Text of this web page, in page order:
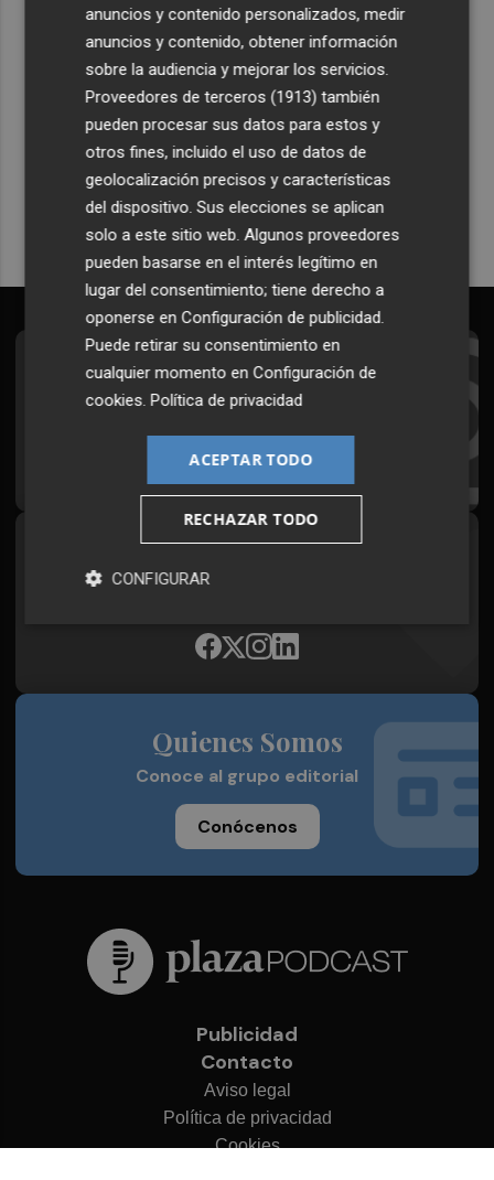
Recibe toda la actualidad de
Plaza Podcast en tu correo
Quiero suscribirme
Suscríbete al Boletín
Todos los días a primera hora en tu email
¡Quiero suscribirme!
Plaza Podcast, desde cualquier medio
Quienes Somos
Conoce al grupo editorial
Conócenos
Publicidad
Contacto
Aviso legal
Política de privacidad
Cookies
anuncios y contenido personalizados, medir
anuncios y contenido, obtener información
sobre la audiencia y mejorar los servicios.
Proveedores de terceros (1913) también
pueden procesar sus datos para estos y
otros fines, incluido el uso de datos de
geolocalización precisos y características
del dispositivo. Sus elecciones se aplican
solo a este sitio web. Algunos proveedores
pueden basarse en el interés legítimo en
lugar del consentimiento; tiene derecho a
oponerse enConfiguración de publicidad
Puede retirar su consentimiento en
cualquier momento enConfiguración de
cookies .Política de privacidad
ACEPTAR TODO
RECHAZAR TODO
CONFIGURAR